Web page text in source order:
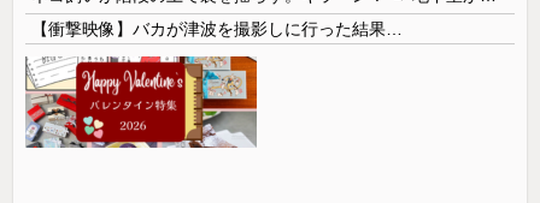
【衝撃映像】バカが津波を撮影しに行った結果…